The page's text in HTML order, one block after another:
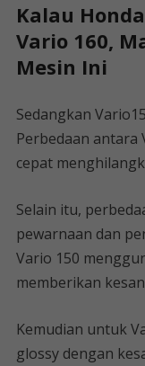
Kalau
Vario 160,
Mesin Ini
Sedangkan
Perbedaan antara
cepat
Selain itu,
pewarnaan dan
Vario 150
memberikan
Kemudian untuk
glossy dengan